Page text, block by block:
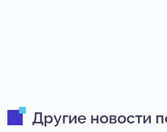
Другие новости